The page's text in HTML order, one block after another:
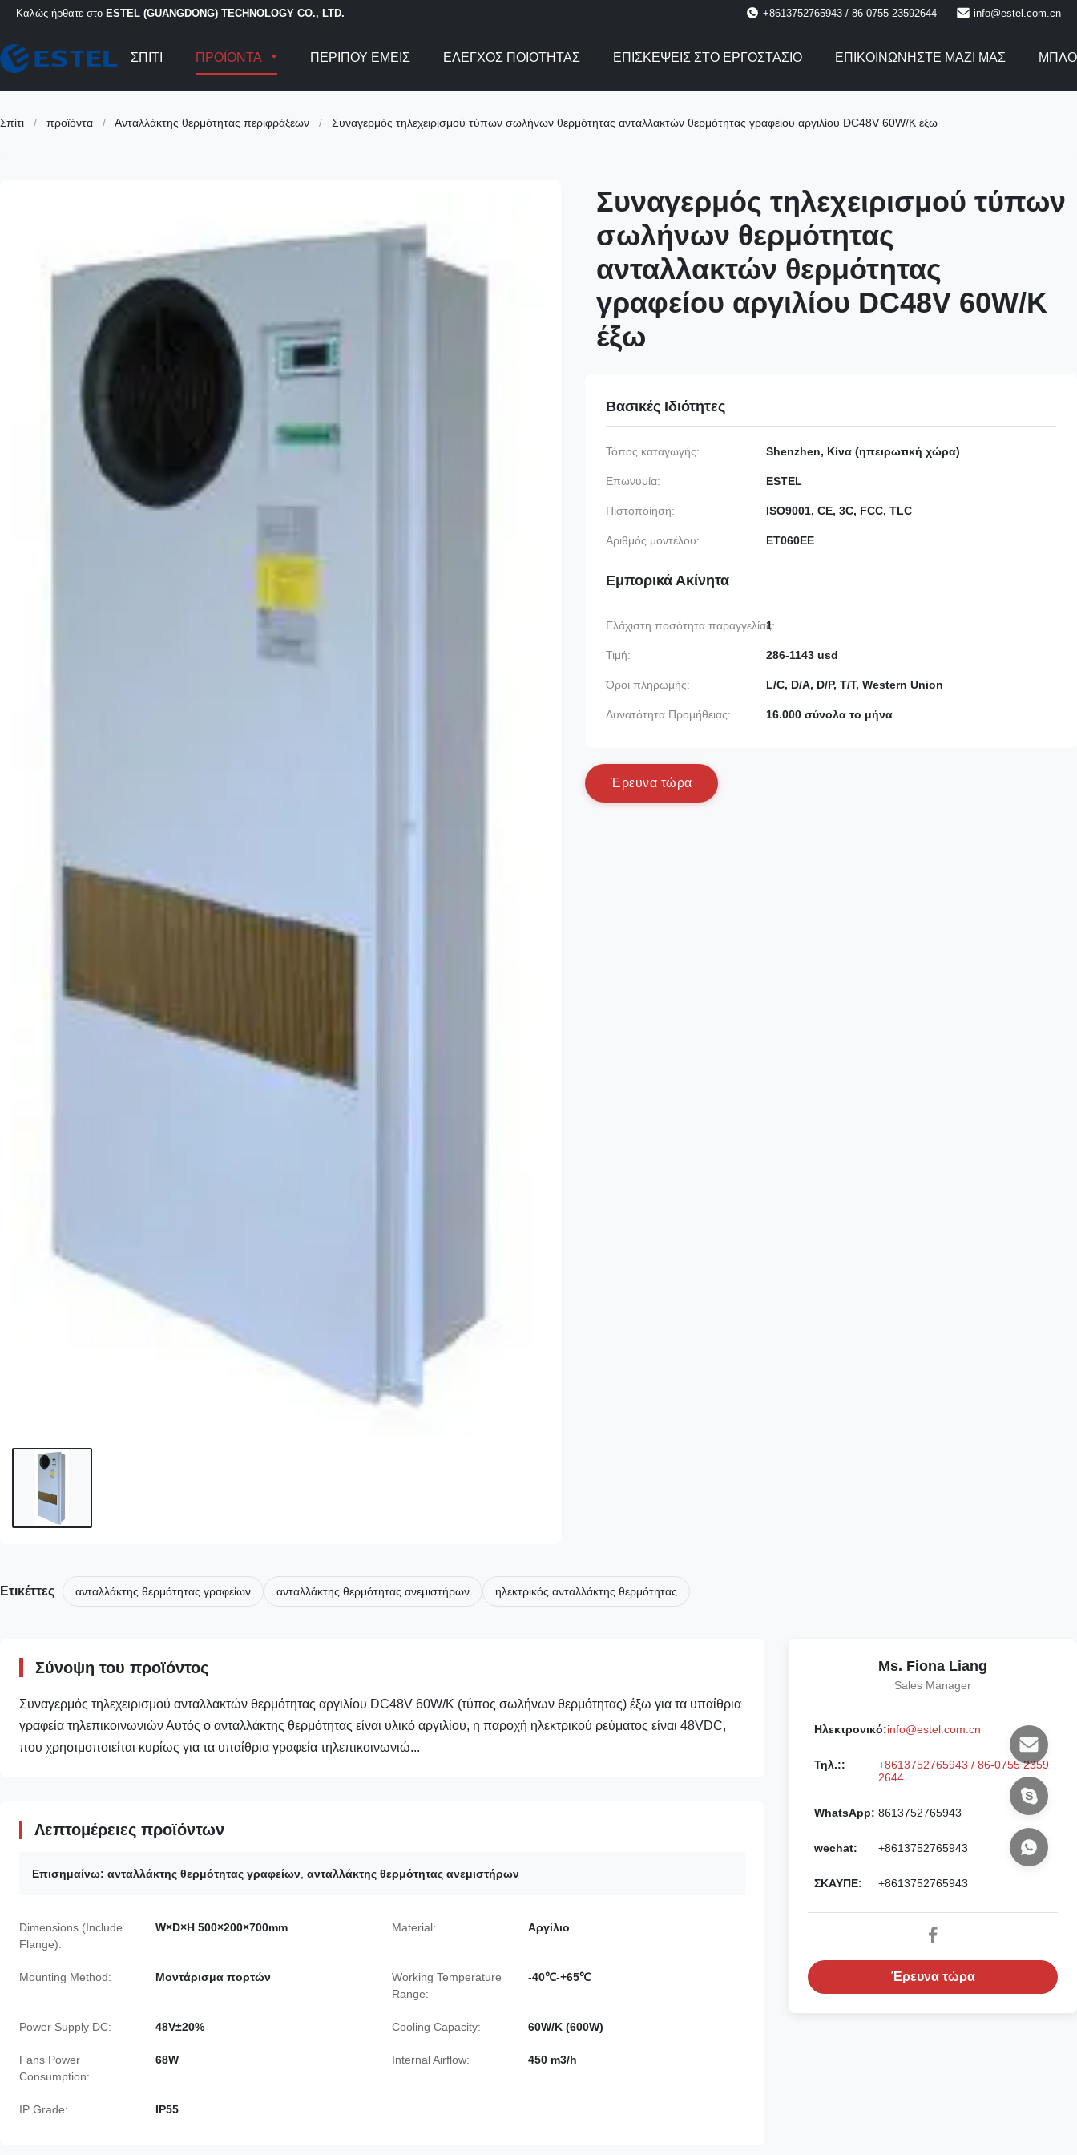
Καλώς ήρθατε στο ESTEL (GUANGDONG) TECHNOLOGY CO., LTD. +8613752765943 / 86-0755 23592644 info@estel.com.cn
ΣΠΊΤΙ ΠΡΟΪΌΝΤΑ ΠΕΡΊΠΟΥ ΕΜΕΊΣ ΈΛΕΓΧΟΣ ΠΟΙΌΤΗΤΑΣ ΕΠΙΣΚΈΨΕΙΣ ΣΤΟ ΕΡΓΟΣΤΆΣΙΟ ΕΠΙΚΟΙΝΩΝΉΣΤΕ ΜΑΖΊ ΜΑΣ
Σπίτι / προϊόντα / Ανταλλάκτης θερμότητας περιφράξεων / Συναγερμός τηλεχειρισμού τύπων σωλήνων θερμότητας ανταλλακτών θερμότητας γραφείου αργιλίου DC48V 60W/K έξω
Συναγερμός τηλεχειρισμού τύπων
σωλήνων θερμότητας
ανταλλακτών θερμότητας
γραφείου αργιλίου DC48V 60W/K
έξω
Βασικές Ιδιότητες
Τόπος καταγωγής: Shenzhen, Κίνα (ηπειρωτική χώρα)
Επωνυμία: ESTEL
Πιστοποίηση: ISO9001, CE, 3C, FCC, TLC
Αριθμός μοντέλου: ET060EE
Εμπορικά Ακίνητα
Ελάχιστη ποσότητα παραγγελίας:
1
Τιμή: 286-1143 usd
Όροι πληρωμής: L/C, D/A, D/P, T/T, Western Union
Δυνατότητα Προμήθειας: 16.000 σύνολα το μήνα
Έρευνα τώρα
Ετικέττες ανταλλάκτης θερμότητας γραφείων ανταλλάκτης θερμότητας ανεμιστήρων ηλεκτρικός ανταλλάκτης θερμότητας
Σύνοψη του προϊόντος
Συναγερμός τηλεχειρισμού ανταλλακτών θερμότητας αργιλίου DC48V 60W/K (τύπος σωλήνων θερμότητας) έξω για τα υπαίθρια
γραφεία τηλεπικοινωνιών Αυτός ο ανταλλάκτης θερμότητας είναι υλικό αργιλίου, η παροχή ηλεκτρικού ρεύματος είναι 48VDC,
που χρησιμοποιείται κυρίως για τα υπαίθρια γραφεία τηλεπικοινωνιώ...
Λεπτομέρειες προϊόντων
Επισημαίνω: ανταλλάκτης θερμότητας γραφείων, ανταλλάκτης θερμότητας ανεμιστήρων
Dimensions (Include
Flange):
W×D×H 500×200×700mm Material: Αργίλιο
Mounting Method: Μοντάρισμα πορτών
Working Temperature
Range:
-40℃-+65℃
Power Supply DC: 48V±20% Cooling Capacity: 60W/K (600W)
Fans Power
Consumption:
68W Internal Airflow: 450 m3/h
IP Grade: IP55
Ms. Fiona Liang
Sales Manager
Ηλεκτρονικό:info@estel.com.cn
Τηλ.::
+8613752765943 / 86-0755 2359
2644
WhatsApp: 8613752765943
wechat: +8613752765943
ΣΚΑΥΠΕ: +8613752765943
Έρευνα τώρα